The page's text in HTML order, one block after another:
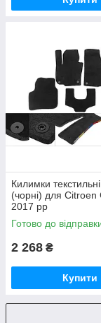
Килимки
(чорні) для Citroen
2017 рр
Готово до
2 268 ₴
Купити